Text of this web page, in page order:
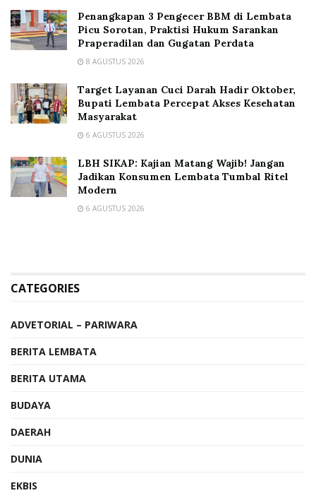
Penangkapan 3 Pengecer BBM di Lembata
Picu Sorotan, Praktisi Hukum Sarankan
Praperadilan dan Gugatan Perdata
8 AGUSTUS 2026
Target Layanan Cuci Darah Hadir Oktober,
Bupati Lembata Percepat Akses Kesehatan
Masyarakat
6 AGUSTUS 2026
LBH SIKAP: Kajian Matang Wajib! Jangan
Jadikan Konsumen Lembata Tumbal Ritel
Modern
6 AGUSTUS 2026
CATEGORIES
ADVETORIAL – PARIWARA
BERITA LEMBATA
BERITA UTAMA
BUDAYA
DAERAH
DUNIA
EKBIS